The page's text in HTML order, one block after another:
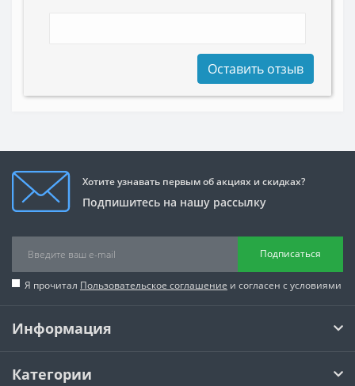
Оставить отзыв
Хотите узнавать первым об акциях и скидках?
Подпишитесь на нашу рассылку
Подписаться
Я прочитал Пользовательское соглашение и согласен с условиями
Информация
Категории